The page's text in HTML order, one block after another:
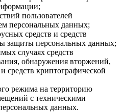
пользователей
персональных данных;
средств и средств
защиты персональных данных;
случаях средств
обнаружения вторжений,
средств криптографической
режима на территорию
с техническими
данных.